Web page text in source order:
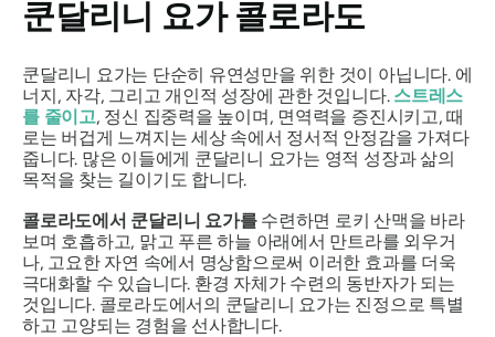
쿤달리니 요가 콜로라도
쿤달리니 요가는 단순히 유연성만을 위한 것이 아닙니다. 에
너지, 자각, 그리고 개인적 성장에 관한 것입니다. 스트레스
를 줄이고, 정신 집중력을 높이며, 면역력을 증진시키고, 때
로는 버겁게 느껴지는 세상 속에서 정서적 안정감을 가져다
줍니다. 많은 이들에게 쿤달리니 요가는 영적 성장과 삶의
목적을 찾는 길이기도 합니다.
콜로라도에서 쿤달리니 요가를수련하면 로키 산맥을 바라
보며 호흡하고, 맑고 푸른 하늘 아래에서 만트라를 외우거
나, 고요한 자연 속에서 명상함으로써 이러한 효과를 더욱
극대화할 수 있습니다. 환경 자체가 수련의 동반자가 되는
것입니다. 콜로라도에서의 쿤달리니 요가는 진정으로 특별
하고 고양되는 경험을 선사합니다.